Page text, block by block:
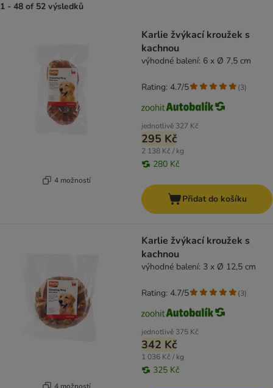
1 - 48 of 52 výsledků
4 možností
Karlie žvýkací kroužek s
kachnou
výhodné balení: 6 x Ø 7,5 cm
jednotlivě 327 Kč
295 Kč
2 138 Kč / kg
280 Kč
Rating: 4.7/5 (3)
Přidat do košíku
4 možností
Karlie žvýkací kroužek s
kachnou
výhodné balení: 3 x Ø 12,5 cm
jednotlivě 375 Kč
342 Kč
1 036 Kč / kg
325 Kč
Rating: 4.7/5 (3)